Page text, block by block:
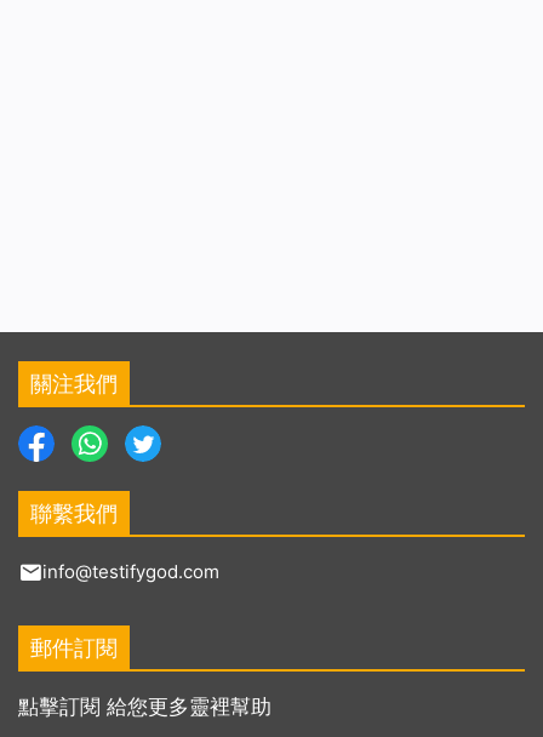
關注我們
聯繫我們
info@testifygod.com
郵件訂閱
點擊訂閱 給您更多靈裡幫助